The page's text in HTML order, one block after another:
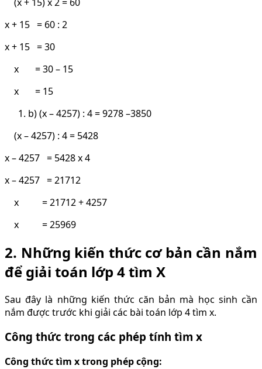
x + 15 = 60 : 2
x + 15 = 30
x = 30 – 15
x = 15
b) (x – 4257) : 4 = 9278 –3850
(x – 4257) : 4 = 5428
x – 4257 = 5428 x 4
x – 4257 = 21712
x = 21712 + 4257
x = 25969
2. Những kiến thức cơ bản cần nắm
để giải toán lớp 4 tìm X
Sau đây là những kiến thức căn bản mà học sinh cần
nắm được trước khi giải các bài toán lớp 4 tìm x.
Công thức trong các phép tính tìm x
Công thức tìm x trong phép cộng: